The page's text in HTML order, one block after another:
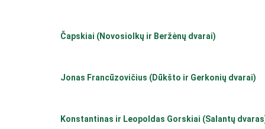
Čapskiai (Novosiolkų ir Beržėnų dvarai)
Jonas Francūzovičius (Dūkšto ir Gerkonių dvarai)
Konstantinas ir Leopoldas Gorskiai (Salantų